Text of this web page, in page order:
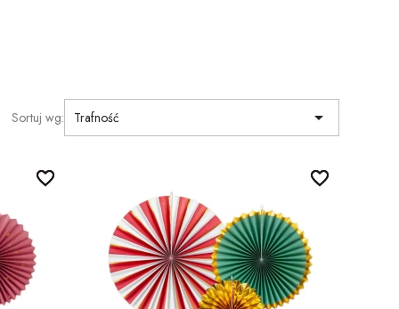
Sortuj wg: Trafność 
favorite_border
favorite_border favorite_border
favorite_border